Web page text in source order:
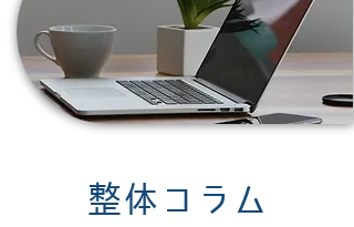
整体コラム